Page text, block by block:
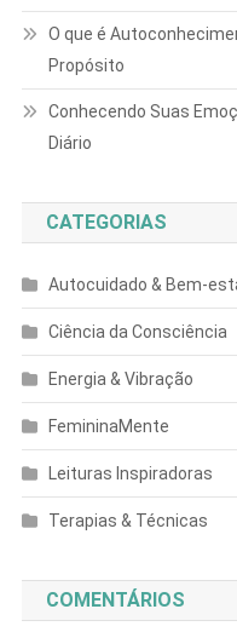
O que é
Propósito
Conhecendo Suas
Diário
CATEGORIAS
Autocuidado & Bem-
Ciência da Consciência
Energia & Vibração
FemininaMente
Leituras Inspiradoras
Terapias & Técnicas
COMENTÁRIOS